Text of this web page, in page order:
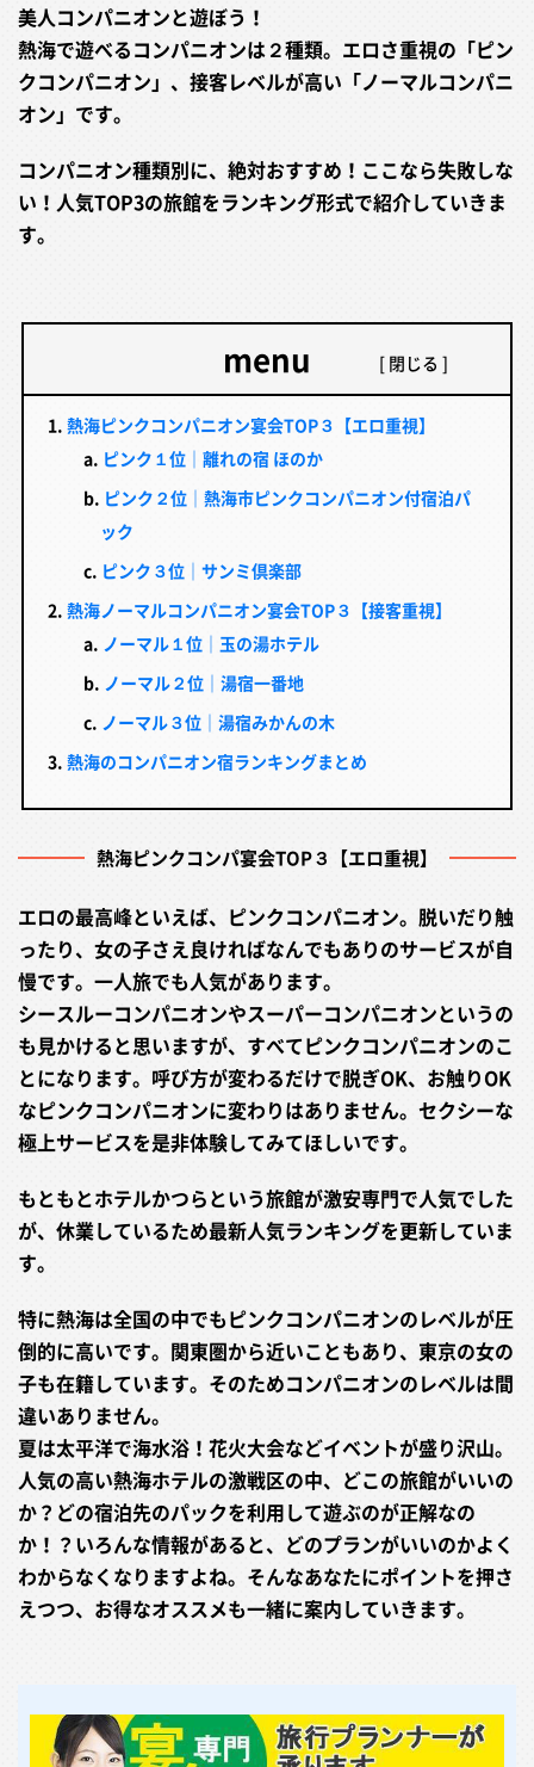
美人コンパニオンと遊ぼう！
熱海で遊べるコンパニオンは２種類。エロさ重視の「ピン
クコンパニオン」、接客レベルが高い「ノーマルコンパニ
オン」です。
コンパニオン種類別に、絶対おすすめ！ここなら失敗しな
い！人気TOP3の旅館をランキング形式で紹介していきま
す。
menu
熱海ピンクコンパニオン宴会TOP３【エロ重視】
ピンク１位｜離れの宿 ほのか
ピンク２位｜熱海市ピンクコンパニオン付宿泊パ
ック
ピンク３位｜サンミ倶楽部
熱海ノーマルコンパニオン宴会TOP３【接客重視】
ノーマル１位｜玉の湯ホテル
ノーマル２位｜湯宿一番地
ノーマル３位｜湯宿みかんの木
熱海のコンパニオン宿ランキングまとめ
熱海ピンクコンパ宴会TOP３【エロ重視】
エロの最高峰といえば、ピンクコンパニオン。脱いだり触
ったり、女の子さえ良ければなんでもありのサービスが自
慢です。一人旅でも人気があります。
シースルーコンパニオンやスーパーコンパニオンというの
も見かけると思いますが、すべてピンクコンパニオンのこ
とになります。呼び方が変わるだけで脱ぎOK、お触りOK
なピンクコンパニオンに変わりはありません。セクシーな
極上サービスを是非体験してみてほしいです。
もともとホテルかつらという旅館が激安専門で人気でした
が、休業しているため最新人気ランキングを更新していま
す。
特に熱海は全国の中でもピンクコンパニオンのレベルが圧
倒的に高いです。関東圏から近いこともあり、東京の女の
子も在籍しています。そのためコンパニオンのレベルは間
違いありません。
夏は太平洋で海水浴！花火大会などイベントが盛り沢山。
人気の高い熱海ホテルの激戦区の中、どこの旅館がいいの
か？どの宿泊先のパックを利用して遊ぶのが正解なの
か！？いろんな情報があると、どのプランがいいのかよく
わからなくなりますよね。そんなあなたにポイントを押さ
えつつ、お得なオススメも一緒に案内していきます。